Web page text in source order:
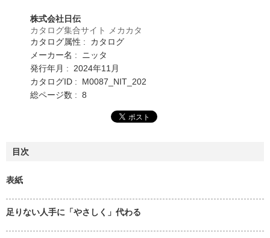
株式会社日伝
カタログ集合サイト メカカタ
カタログ属性 : カタログ
メーカー名 : ニッタ
発行年月 : 2024年11月
カタログID : M0087_NIT_202
総ページ数 : 8
目次
表紙
足りない人手に「やさしく」代わる